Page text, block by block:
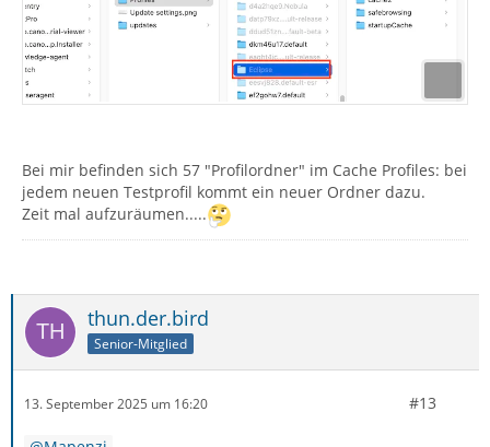
Bei mir befinden sich 57 "Profilordner" im Cache Profiles: bei
jedem neuen Testprofil kommt ein neuer Ordner dazu.
Zeit mal aufzuräumen.....
thun.der.bird
Senior-Mitglied
13. September 2025 um 16:20 #13